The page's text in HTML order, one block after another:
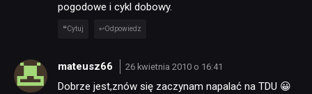
pogodowe i cykl dobowy.
Cytuj Odpowiedz
mateusz66 26 kwietnia 2010 o 16:41
Dobrze jest,znów się zaczynam napalać na TDU 😀